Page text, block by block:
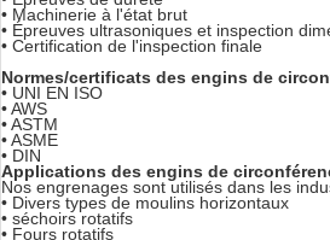
• Machinerie à l'état brut
• Épreuves ultrasoniques et inspection
• Certification de l'inspection finale
Normes/certificats des engins de
• UNI EN ISO
• AWS
• ASTM
• ASME
• DIN
Applications des engins de
Nos engrenages sont utilisés dans les
• Divers types de moulins horizontaux
• séchoirs rotatifs
• Fours rotatifs